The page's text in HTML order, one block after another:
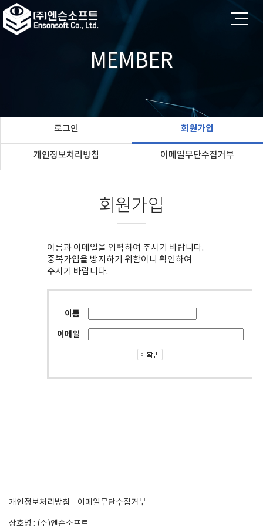
MEMBER
로그인 회원가입
개인정보처리방침 이메일무단수집거부
회원가입
이름과 이메일을 입력하여 주시기 바랍니다.
중복가입을 방지하기 위함이니 확인하여
주시기 바랍니다.
이름
이메일
개인정보처리방침
이메일무단수집거부
상호명 : (주)엔슨소프트